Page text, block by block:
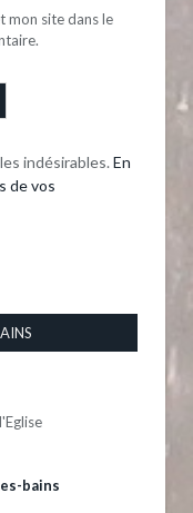
mon site dans le
indésirables. En
de vos
bains